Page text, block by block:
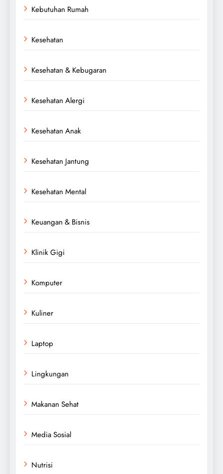
Kebutuhan Rumah
Kesehatan
Kesehatan & Kebugaran
Kesehatan Alergi
Kesehatan Anak
Kesehatan Jantung
Kesehatan Mental
Keuangan & Bisnis
Klinik Gigi
Komputer
Kuliner
Laptop
Lingkungan
Makanan Sehat
Media Sosial
Nutrisi